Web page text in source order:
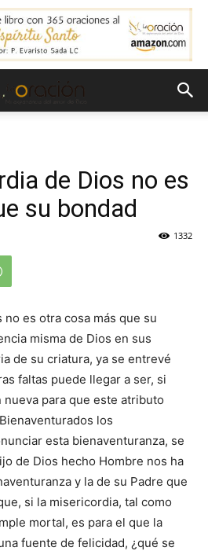
de Dios no es
su bondad
1332
es otra cosa más que su
misma de Dios en sus
de su criatura, ya se entrevé
faltas puede llegar a ser, si
para que este atributo
los
esta bienaventuranza, se
de Dios hecho Hombre nos ha
y la de su Padre que
si la misericordia, tal como
mortal, es para el que la
fuente de felicidad, ¿qué se